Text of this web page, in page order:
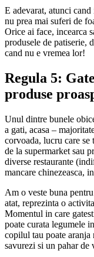
E adevarat, atunci
nu prea mai suferi de
Orice ai face, incearca
produsele de patiserie,
cand nu e vremea lor!
Regula 5:
produse
Unul dintre bunele
a gati, acasa –
corvoada, lucru care se
de la supermarket sau
diverse restaurante
mancare chinezeasca,
Am o veste buna
atat, reprezinta o
Momentul in care
poate curata legumele
copilul tau poate aranja
savurezi si un pahar de